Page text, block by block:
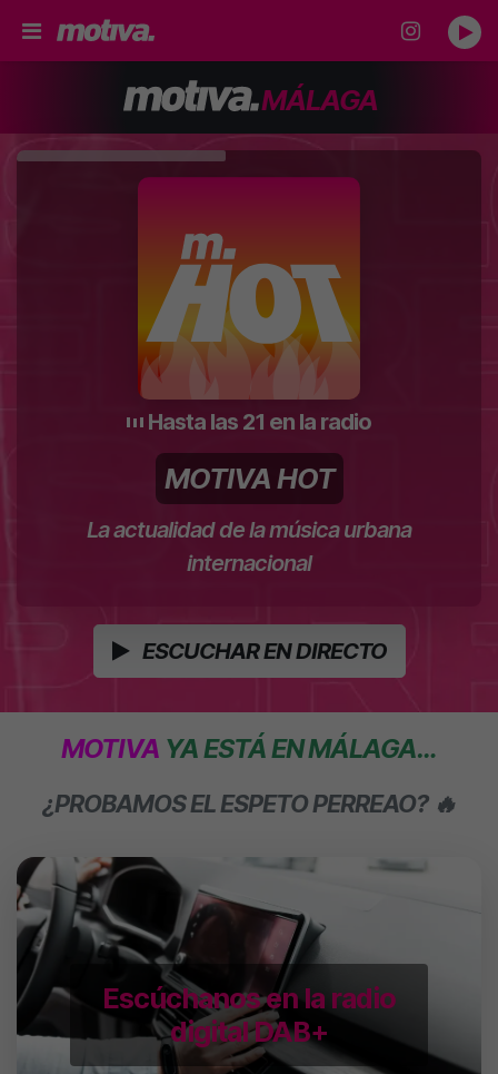
MÁLAGA
Hasta las 21 en la radio
MOTIVA HOT
La actualidad de la música urbana
internacional
ESCUCHAR EN DIRECTO
MOTIVA YA ESTÁ EN MÁLAGA…
¿PROBAMOS EL ESPETO PERREAO? 🔥
Escúchanos en la radio
digital DAB+